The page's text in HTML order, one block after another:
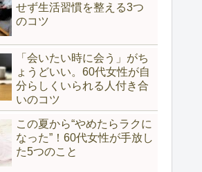
せず生活習慣を整える3つ
のコツ
「会いたい時に会う」がち
ょうどいい。60代女性が自
分らしくいられる人付き合
いのコツ
この夏から“やめたらラクに
なった”！60代女性が手放し
た5つのこと